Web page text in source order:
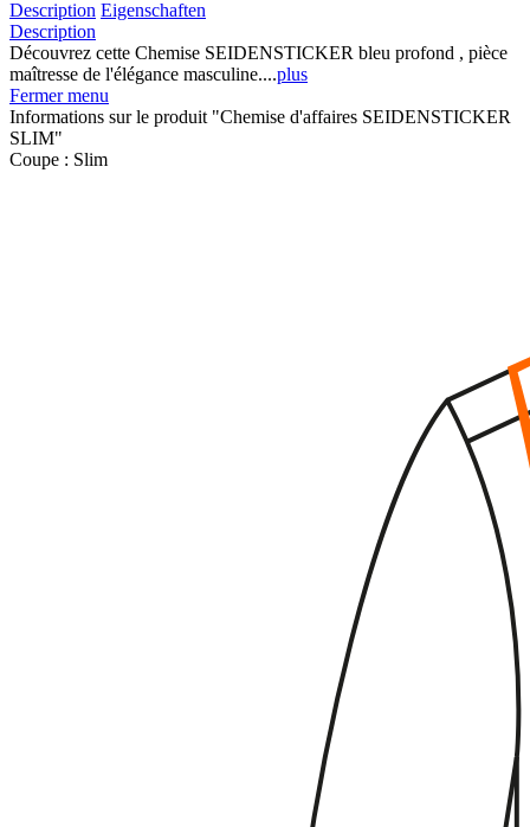
Description Eigenschaften
Description
Découvrez cette Chemise SEIDENSTICKER bleu profond , pièce
maîtresse de l'élégance masculine....plus
Fermer menu
Informations sur le produit "Chemise d'affaires SEIDENSTICKER
SLIM"
Coupe : Slim